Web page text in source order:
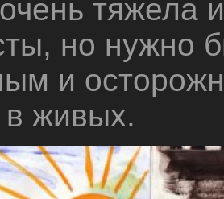
тяжела
но нужно
и
в живых.